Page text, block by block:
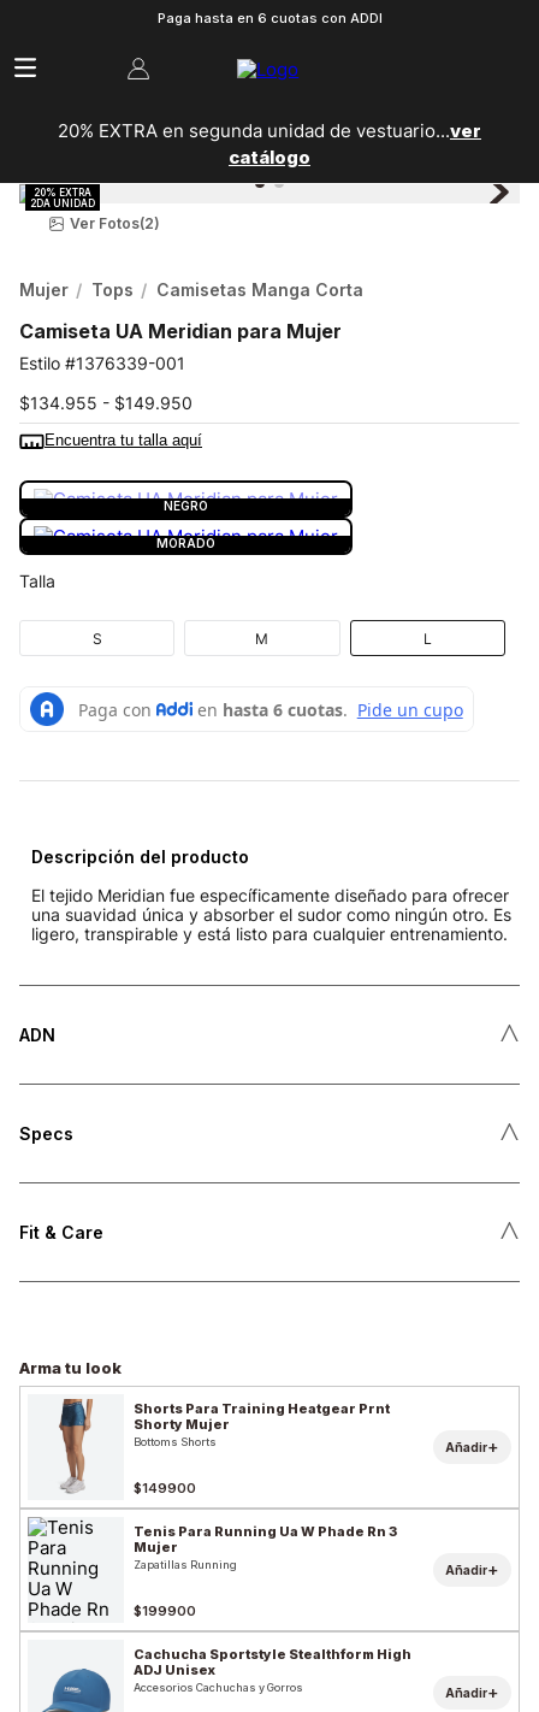
Paga hasta en 6 cuotas con ADDI
20% EXTRA en segunda unidad de vestuario...ver
catálogo
Ver Fotos(2)
Mujer Tops Camisetas Manga Corta
Camiseta UA Meridian para Mujer
1376339-001
$134.955 - $149.950
Encuentra tu talla aquí
NEGRO
MORADO
Talla
S M L
Descripción del producto
El tejido Meridian fue específicamente diseñado para ofrecer
una suavidad única y absorber el sudor como ningún otro. Es
ligero, transpirable y está listo para cualquier entrenamiento.
ADN ˄
Specs ˄
Fit & Care ˄
Arma tu look
Shorts Para Training Heatgear Prnt
Shorty Mujer
Bottoms Shorts
$149900
Añadir+
Tenis Para Running Ua W Phade Rn 3
Mujer
Zapatillas Running
$199900
Añadir+
Cachucha Sportstyle Stealthform High
ADJ Unisex
Accesorios Cachuchas y Gorros Añadir+